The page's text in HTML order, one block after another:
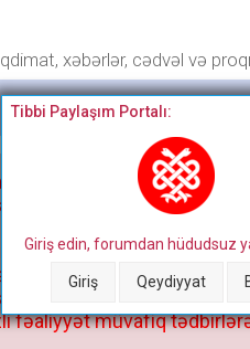
xəbərlər, cədvəl və
Bitdi
Tibbi Paylaşım Portalı:
Giriş edin, forumdan hüdudsuz
Giriş Qeydiyyat
istisnasız heç bir qrupda,
ilə mütləq tanış olun:
deyil, kənar niyyətlər,
cəhd göstərənlərin və
bütün müvafiq
müvafiq